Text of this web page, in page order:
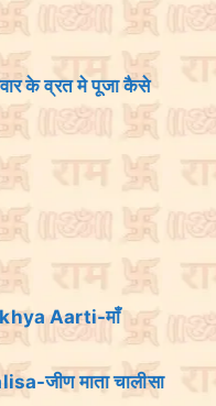
के व्रत मे पूजा कैसे
Aarti-माँ
जीण माता चालीसा